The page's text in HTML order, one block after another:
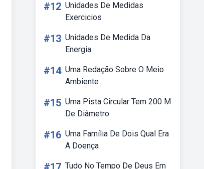
#12 Unidades De Medidas
Exercicios
#13 Unidades De Medida Da
Energia
#14 Uma Redação Sobre O Meio
Ambiente
#15 Uma Pista Circular Tem 200 M
De Diâmetro
#16 Uma Família De Dois Qual Era
A Doença
Tudo No Tempo De Deus Em